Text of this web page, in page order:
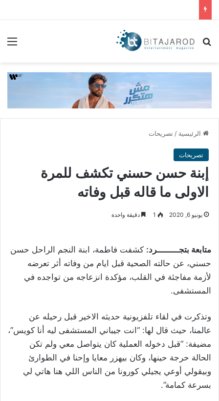
بحث عن
الرئيسية / تصريحات
تصريحات
إبنة حسن حسني تكشف للمرة
الاولى ما قاله قبل وفاته
يونيو 6, 2020 1 دقيقة واحدة
متابعة بتجـــــــــرد: كشفت فاطمة، ابنة النجم الراحل حسن
حسني، عن حالته الصحية قبل ايام من وفاته أثر تعرضه
لأزمة مفاجئة في القلب، مؤكدة انزعاجه من تواجده في
المستشفى.
وتذكرت في لقاء تلفزيونية حديثه الاخير قبل رحيله عن
عالمنا، حيث قال لها: “انت جيباني المستشفى ليه أنا كويس”،
مضيفة: “قبل دخوله العملية كان يتواصل معي ولم تكن
الحالة حرجة حينها، وكان بيهزر معايا وإحنا في الطوارئ
وبيقولي أوعي يجيلي كورونا من الناس اللي هنا هاتي لي
بسرعة كمامة”.